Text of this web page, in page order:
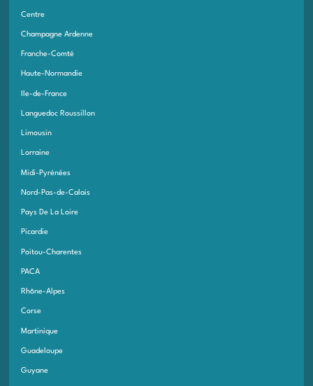
Centre
Champagne Ardenne
Franche-Comté
Haute-Normandie
Ile-de-France
Languedoc Roussillon
Limousin
Lorraine
Midi-Pyrénées
Nord-Pas-de-Calais
Pays De La Loire
Picardie
Poitou-Charentes
PACA
Rhône-Alpes
Corse
Martinique
Guadeloupe
Guyane